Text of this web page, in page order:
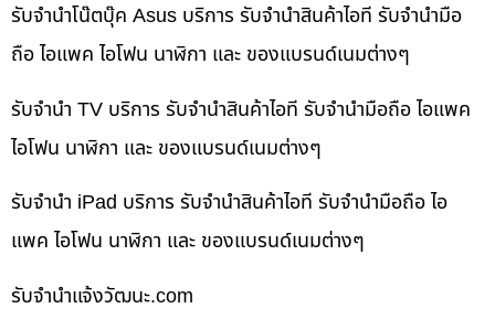
รับจำนำโน๊ตบุ๊ค Asus บริการ รับจำนำสินค้าไอที รับจำนำมือ
ถือ ไอแพค ไอโฟน นาฬิกา และ ของแบรนด์เนมต่างๆ
รับจำนำ TV บริการ รับจำนำสินค้าไอที รับจำนำมือถือ ไอแพค
ไอโฟน นาฬิกา และ ของแบรนด์เนมต่างๆ
รับจำนำ iPad บริการ รับจำนำสินค้าไอที รับจำนำมือถือ ไอ
แพค ไอโฟน นาฬิกา และ ของแบรนด์เนมต่างๆ
รับจํานําแจ้งวัฒนะ.com